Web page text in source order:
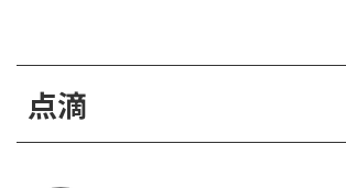
点滴